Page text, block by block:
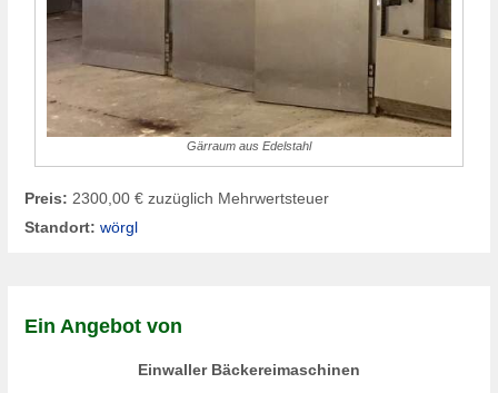
Gärraum aus Edelstahl
Preis: 2300,00 € zuzüglich Mehrwertsteuer
Standort: wörgl
Ein Angebot von
Einwaller Bäckereimaschinen